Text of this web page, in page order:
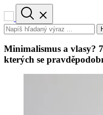
Minimalismus a vlasy?
kterých se